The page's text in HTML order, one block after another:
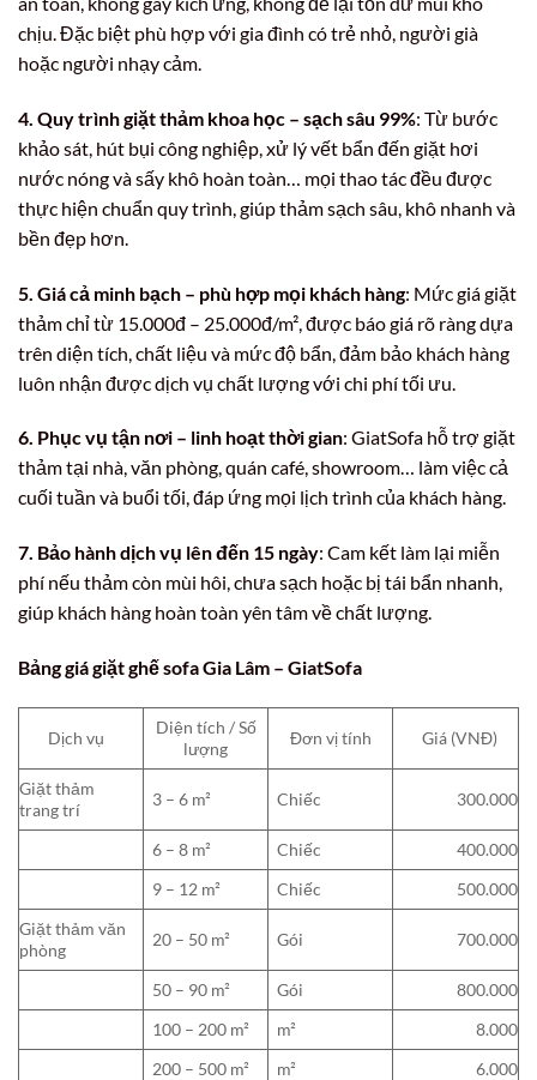
chịu. Đặc biệt phù hợp với gia đình có trẻ nhỏ, người già
hoặc người nhạy cảm.
4. Quy trình giặt thảm khoa học – sạch sâu 99%: Từ bước
khảo sát, hút bụi công nghiệp, xử lý vết bẩn đến giặt hơi
nước nóng và sấy khô hoàn toàn… mọi thao tác đều được
thực hiện chuẩn quy trình, giúp thảm sạch sâu, khô nhanh và
bền đẹp hơn.
5. Giá cả minh bạch – phù hợp mọi khách hàng: Mức giá giặt
thảm chỉ từ 15.000đ – 25.000đ/m², được báo giá rõ ràng dựa
trên diện tích, chất liệu và mức độ bẩn, đảm bảo khách hàng
luôn nhận được dịch vụ chất lượng với chi phí tối ưu.
6. Phục vụ tận nơi – linh hoạt thời gian: GiatSofa hỗ trợ giặt
thảm tại nhà, văn phòng, quán café, showroom… làm việc cả
cuối tuần và buổi tối, đáp ứng mọi lịch trình của khách hàng.
7. Bảo hành dịch vụ lên đến 15 ngày: Cam kết làm lại miễn
phí nếu thảm còn mùi hôi, chưa sạch hoặc bị tái bẩn nhanh,
giúp khách hàng hoàn toàn yên tâm về chất lượng.
Bảng giá giặt ghế sofa Gia Lâm – GiatSofa
Dịch vụ
Diện tích / Số
lượng
Đơn vị tính Giá (VNĐ)
Giặt thảm
trang trí
3 – 6 m² Chiếc 300.000
6 – 8 m² Chiếc
400.000
9 – 12 m²
Chiếc
500.000
Giặt thảm văn
phòng
20 – 50 m² Gói 700.000
50 – 90 m² Gói
800.000
100 – 200 m²
m²
8.000
200 – 500 m²
m²
6.000